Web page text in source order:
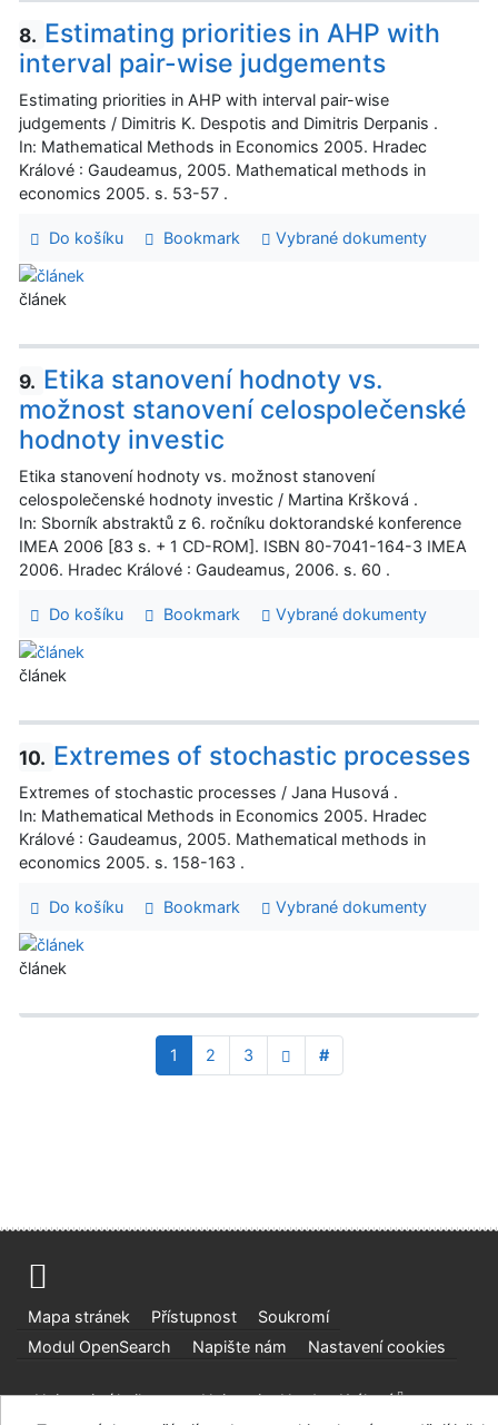
8. Estimating priorities in AHP with
interval pair-wise judgements
Estimating priorities in AHP with interval pair-wise
judgements / Dimitris K. Despotis and Dimitris Derpanis .
In: Mathematical Methods in Economics 2005. Hradec
Králové : Gaudeamus, 2005. Mathematical methods in
economics 2005. s. 53-57 .
Do košíku Bookmark Vybrané dokumenty
článek
9. Etika stanovení hodnoty vs.
možnost stanovení celospolečenské
hodnoty investic
Etika stanovení hodnoty vs. možnost stanovení
celospolečenské hodnoty investic / Martina Kršková .
In: Sborník abstraktů z 6. ročníku doktorandské konference
IMEA 2006 [83 s. + 1 CD-ROM]. ISBN 80-7041-164-3 IMEA
2006. Hradec Králové : Gaudeamus, 2006. s. 60 .
Do košíku Bookmark Vybrané dokumenty
článek
10. Extremes of stochastic processes
Extremes of stochastic processes / Jana Husová .
In: Mathematical Methods in Economics 2005. Hradec
Králové : Gaudeamus, 2005. Mathematical methods in
economics 2005. s. 158-163 .
Do košíku Bookmark Vybrané dokumenty
článek
1 2 3 #
Mapa stránek Přístupnost
Soukromí
Modul OpenSearch
Napište nám Nastavení cookies
Univerzitní knihovna - Univerzita Hradec Králové